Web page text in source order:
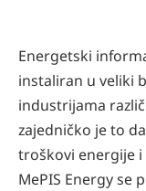
Energetski
instaliran u veliki
industrijama
zajedničko je to
troškovi energije i
MePIS Energy se